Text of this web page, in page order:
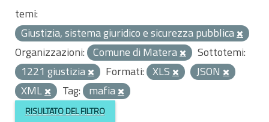
temi:
Giustizia, sistema giuridico e sicurezza pubblica
Organizzazioni: Comune di Matera
Sottotemi:
1221 giustizia
Formati: XLS
JSON
XML
Tag: mafia
RISULTATO DEL FILTRO